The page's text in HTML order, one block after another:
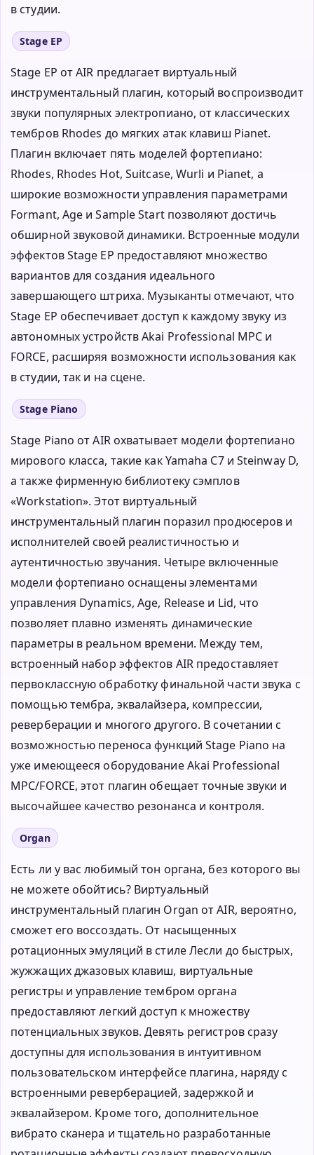
в студии.
Stage EP
Stage EP от AIR предлагает виртуальный
инструментальный плагин, который воспроизводит
звуки популярных электропиано, от классических
тембров Rhodes до мягких атак клавиш Pianet.
Плагин включает пять моделей фортепиано:
Rhodes, Rhodes Hot, Suitcase, Wurli и Pianet, а
широкие возможности управления параметрами
Formant, Age и Sample Start позволяют достичь
обширной звуковой динамики. Встроенные модули
эффектов Stage EP предоставляют множество
вариантов для создания идеального
завершающего штриха. Музыканты отмечают, что
Stage EP обеспечивает доступ к каждому звуку из
автономных устройств Akai Professional MPC и
FORCE, расширяя возможности использования как
в студии, так и на сцене.
Stage Piano
Stage Piano от AIR охватывает модели фортепиано
мирового класса, такие как Yamaha C7 и Steinway D,
а также фирменную библиотеку сэмплов
«Workstation». Этот виртуальный
инструментальный плагин поразил продюсеров и
исполнителей своей реалистичностью и
аутентичностью звучания. Четыре включенные
модели фортепиано оснащены элементами
управления Dynamics, Age, Release и Lid, что
позволяет плавно изменять динамические
параметры в реальном времени. Между тем,
встроенный набор эффектов AIR предоставляет
первоклассную обработку финальной части звука с
помощью тембра, эквалайзера, компрессии,
реверберации и многого другого. В сочетании с
возможностью переноса функций Stage Piano на
уже имеющееся оборудование Akai Professional
MPC/FORCE, этот плагин обещает точные звуки и
высочайшее качество резонанса и контроля.
Organ
Есть ли у вас любимый тон органа, без которого вы
не можете обойтись? Виртуальный
инструментальный плагин Organ от AIR, вероятно,
сможет его воссоздать. От насыщенных
ротационных эмуляций в стиле Лесли до быстрых,
жужжащих джазовых клавиш, виртуальные
регистры и управление тембром органа
предоставляют легкий доступ к множеству
потенциальных звуков. Девять регистров сразу
доступны для использования в интуитивном
пользовательском интерфейсе плагина, наряду с
встроенными реверберацией, задержкой и
эквалайзером. Кроме того, дополнительное
вибрато сканера и тщательно разработанные